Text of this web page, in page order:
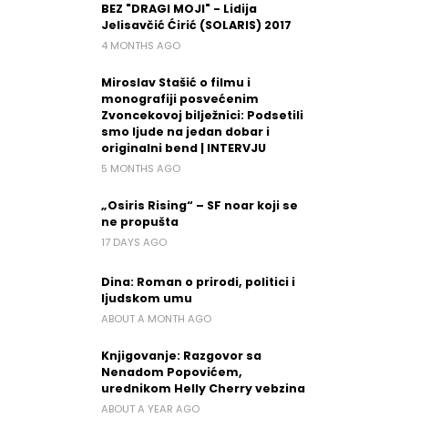
BEZ "DRAGI MOJI" - Lidija
Jelisavčić Ćirić (SOLARIS) 2017
4 MONTHS AGO
Miroslav Stašić o filmu i
monografiji posvećenim
Zvoncekovoj bilježnici: Podsetili
smo ljude na jedan dobar i
originalni bend | INTERVJU
5 MONTHS AGO
„Osiris Rising“ – SF noar koji se
ne propušta
17 DAYS AGO
Dina: Roman o prirodi, politici i
ljudskom umu
ABOUT A MONTH AGO
Knjigovanje: Razgovor sa
Nenadom Popovićem,
urednikom Helly Cherry vebzina
ABOUT A YEAR AGO